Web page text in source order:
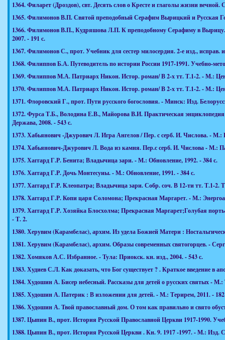
1364.Филарет (Дроздов), свт. Десять слов о Кресте и глаголы жизни
1365.Филимонов В.П. Святой преподобный Серафим Вырицкий и Русская
1366.Филимонов В.П., Кудряшова Л.П. К преподобному Серафиму в Вырицу.
2007. - 191 с.
1367.Филимонов С., прот. Учебник для сестер милосердия. 2-е изд., исправ.
1368.Филиппов Б.А. Путеводитель по истории России 1917-1991. Учебно-
1369.Филиппов М.А. Патриарх Никон. Истор. роман/ В 2-х тт. Т.1-2. - М.:
1370.Филиппов М.А. Патриарх Никон. Истор. роман/ В 2-х тт. Т.1-2. - М.:
1371.Флоровский Г., прот. Пути русского богословия. - Минск: Изд.
1372.Фурса Т.Б., Володина Е.В., Майорова В.И. Практическая энциклопедия
Держава, 2008. - 543 с.
1373.Хабьянович -Джурович Л. Игра Ангелов / Пер. с серб. И. Числова. - М.:
1374.Хабьянович-Джурович Л. Вода из камня. Пер.с серб. И. Числова - М.:
1375.Хаггард Г.Р. Бенита; Владычица зари. - М.: Обновление, 1992. - 384 с.
1376.Хаггард Г.Р. Дочь Монтесуиы. - М.: Обновление, 1991. - 384 с.
1377.Хаггард Г.Р. Клеопатра; Владычица зари. Собр. соч. В 12-ти тт. Т.1-2.
1378.Хаггард Г.Р. Копи царя Соломона; Прекрасная Маргарет. - М.:
1379.Хаггард Г.Р. Хозяйка Блосхолма; Прекрасная Маргарет;Голубая
-Т. 2.
1380.Херувим (Карамбелас), архим. Из удела Божией Матери :
1381.Херувим (Карамбелас), архим. Образы современных святогорцев. -
1382.Хомяков А.С. Избранное. - Тула: Приокск. кн. изд., 2004. - 543 с.
1383.Худиев С.Л. Как доказать, что Бог существует ? . Краткое введение в
1384.Худошин А. Бисер небесный. Рассказы для детей о русских святых - М.:
1385.Худошин А. Патерик : В изложении для детей. - М.: Терирем, 2011. - 182
1386.Худошин А. Твой православный дом. О том как правильно и свято
1387.Цыпин В., прот. История Русской Православной Церкви 1917-1990.
1388.Цыпин В., прот. История Русской Церкви . Кн. 9. 1917 -1997. - М.: Изд.